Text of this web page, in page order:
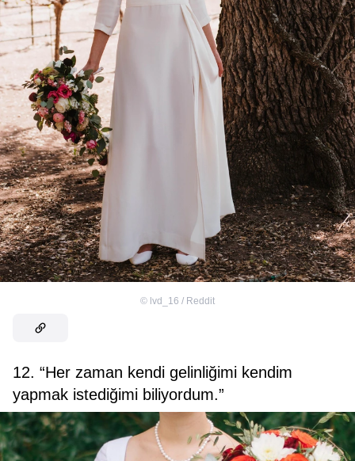
© lvd_16 / Reddit
12. “Her zaman kendi gelinliğimi kendim
yapmak istediğimi biliyordum.”